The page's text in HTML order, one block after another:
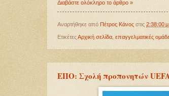
Διαβάστε ολόκληρο το άρθρο »
Αναρτήθηκε από Πέτρος Κάνος στις 2:38:00
ΕτικέτεςΑρχική σελίδα επαγγελματικές
ΕΠΟ: Σχολή προπονητών